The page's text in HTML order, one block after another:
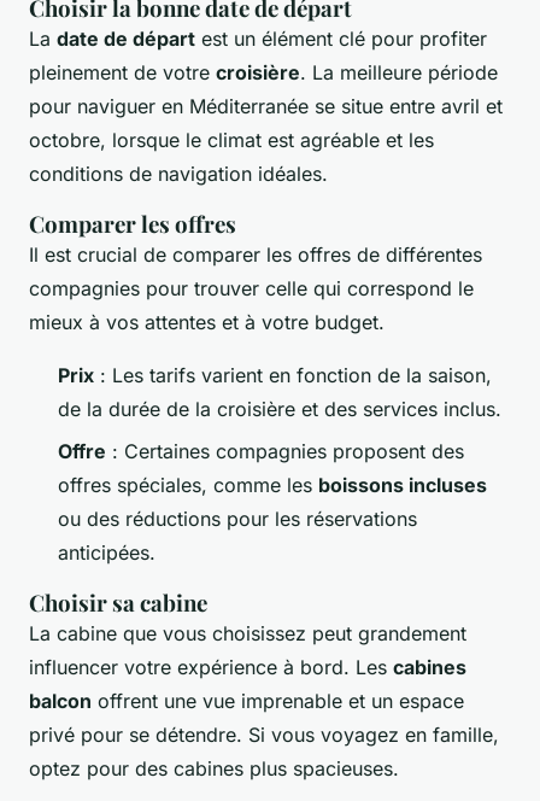
Choisir la bonne date de départ
La date de départ est un élément clé pour profiter
pleinement de votre croisière. La meilleure période
pour naviguer en Méditerranée se situe entre avril et
octobre, lorsque le climat est agréable et les
conditions de navigation idéales.
Comparer les offres
Il est crucial de comparer les offres de différentes
compagnies pour trouver celle qui correspond le
mieux à vos attentes et à votre budget.
Prix : Les tarifs varient en fonction de la saison,
de la durée de la croisière et des services inclus.
Offre : Certaines compagnies proposent des
offres spéciales, comme les boissons incluses
ou des réductions pour les réservations
anticipées.
Choisir sa cabine
La cabine que vous choisissez peut grandement
influencer votre expérience à bord. Les cabines
balcon offrent une vue imprenable et un espace
privé pour se détendre. Si vous voyagez en famille,
optez pour des cabines plus spacieuses.